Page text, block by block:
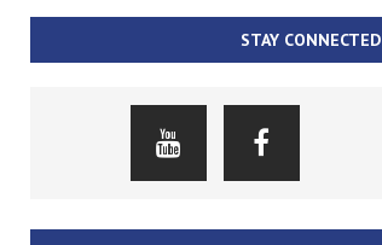
STAY CONNECTED